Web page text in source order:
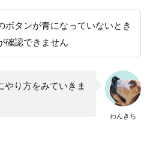
ボタンが青になっていないとき
確認できません
わんきち
やり方をみていきま